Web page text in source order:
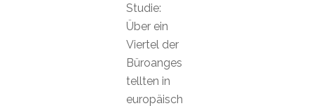
Studie:
Über ein
Viertel der
Büroanges
tellten in
europäisch